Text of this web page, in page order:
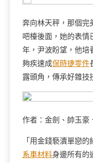
奔向林天秤，那個完
吧檯後面，她的表情
年，尹波盼望，他培
夠疾速成保時捷零件
露頭角，傳承好雜技
作者：金劍、帥玉豪
「用金錢褻瀆單戀
系車材料身邊所有的